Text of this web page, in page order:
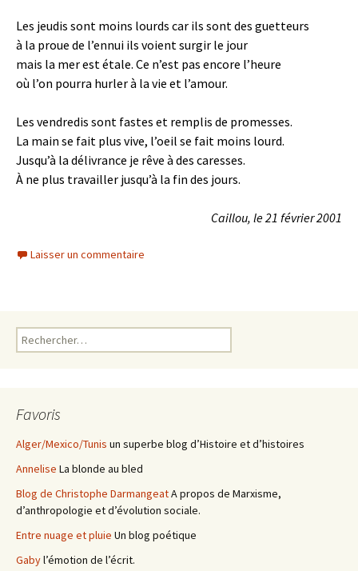
Les jeudis sont moins lourds car ils sont des guetteurs
à la proue de l’ennui ils voient surgir le jour
mais la mer est étale. Ce n’est pas encore l’heure
où l’on pourra hurler à la vie et l’amour.
Les vendredis sont fastes et remplis de promesses.
La main se fait plus vive, l’oeil se fait moins lourd.
Jusqu’à la délivrance je rêve à des caresses.
À ne plus travailler jusqu’à la fin des jours.
Caillou, le 21 février 2001
Laisser un commentaire
Rechercher :
Favoris
Alger/Mexico/Tunis un superbe blog d’Histoire et d’histoires
Annelise La blonde au bled
Blog de Christophe DarmangeatA propos de Marxisme,
d’anthropologie et d’évolution sociale.
Entre nuage et pluie Un blog poétique
Gabyl’émotion de l’écrit.